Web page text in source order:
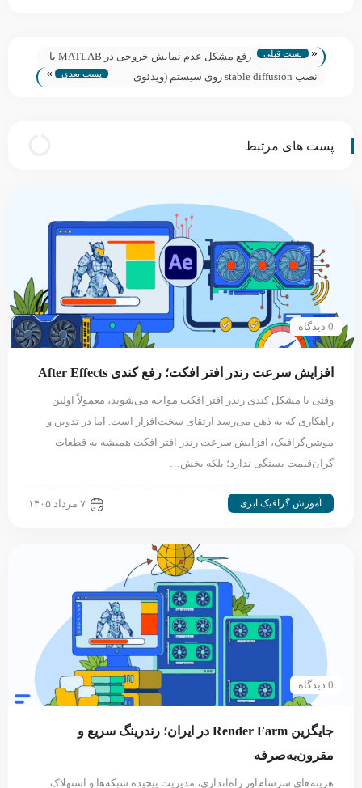
« پست قبلی
رفع مشکل عدم نمایش خروجی در MATLAB با
چند تنظیم ساده
نصب stable diffusion روی سیستم (ویدئوی
پست بعدی »
پست های مرتبط
0 دیدگاه
افزایش سرعت رندر افتر افکت؛ رفع کندی After Effects
وقتی با مشکل کندی رندر افتر افکت مواجه می‌شوید، معمولاً اولین
راهکاری که به ذهن می‌رسد ارتقای سخت‌افزار است. اما در تدوین و
موشن‌گرافیک، افزایش سرعت رندر افتر افکت همیشه به قطعات
گران‌قیمت بستگی ندارد؛ بلکه بخش…
آموزش گرافیک ابری ۷ مرداد ۱۴۰۵
0 دیدگاه
جایگزین Render Farm در ایران؛ رندرینگ سریع و
مقرون‌به‌صرفه
هزینه‌های سرسام‌آور راه‌اندازی، مدیریت پیچیده شبکه‌ها و استهلاک